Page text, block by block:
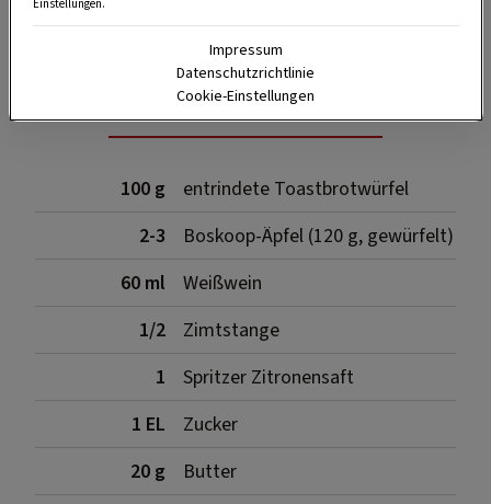
Zutaten
100 g
entrindete Toastbrotwürfel
2-3
Boskoop-Äpfel (120 g, gewürfelt)
60 ml
Weißwein
1/2
Zimtstange
1
Spritzer Zitronensaft
1 EL
Zucker
20 g
Butter
Einstellungen.
Impressum
Datenschutzrichtlinie
Cookie-Einstellungen